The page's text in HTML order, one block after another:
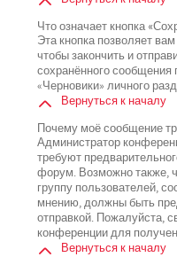
Что означает кнопка
Эта кнопка позволяет
чтобы закончить и
сохранённого сообщения
«Черновики» личного
Вернуться к началу
Почему моё сообщение
Администратор
требуют
форум. Возможно также,
группу пользователей,
мнению, должны быть
отправкой. Пожалуйста,
конференции для
Вернуться к началу